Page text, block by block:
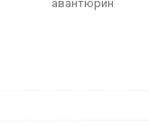
авантюрин